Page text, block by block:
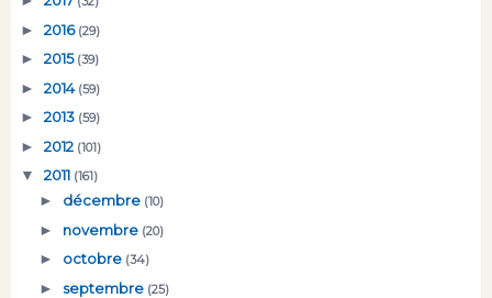
► 2016 (29)
► 2015 (39)
► 2014 (59)
► 2013 (59)
► 2012 (101)
▼ 2011 (161)
► décembre (10)
► novembre (20)
► octobre (34)
► septembre (25)